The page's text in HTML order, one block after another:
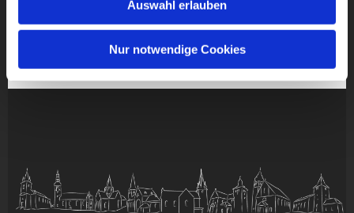
Auswahl erlauben
Nur notwendige Cookies